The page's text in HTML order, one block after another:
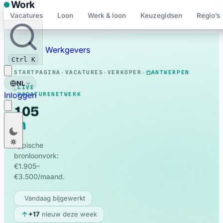
Work
Vacatures Loon Werk & loon Keuzegidsen Regio’s
Ctrl K
Werkgevers
NL
NL
EN English
DE Deutsch
Polski
RO Română
Inloggen
Bewaard
STARTPAGINA › VACATURES › VERKOPER › ANTWERPEN
LIVE
VACATURENETWERK
105
Verkoper
vacatures
in
Antwerpen
Typische
bronloonvork:
€1.905–
€3.500/maand.
Vandaag bijgewerkt
+17 nieuw deze week